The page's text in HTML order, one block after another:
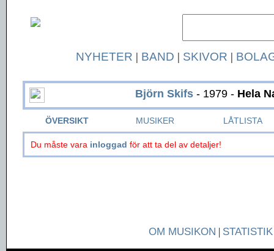
NYHETER | BAND | SKIVOR |
Björn Skifs- 1979 - Hela
ÖVERSIKT MUSIKER LÅTLISTA
Du måste vara inloggad för att ta del av detaljer!
OM MUSIKON | STATISTIK